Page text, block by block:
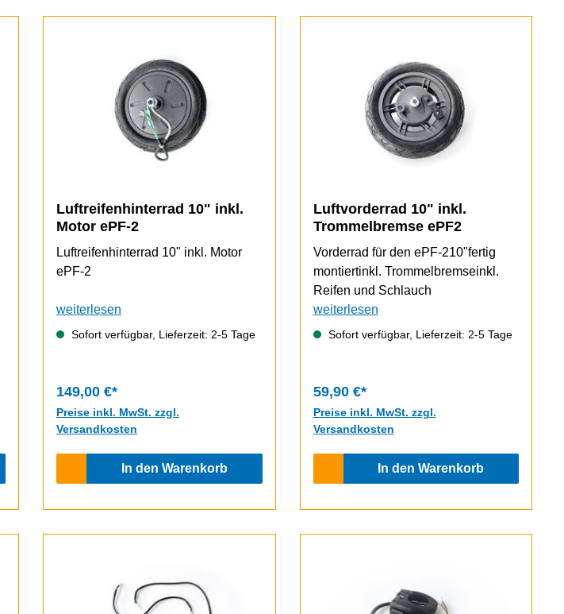
Luftreifenhinterrad 10" inkl.
Motor ePF-2
Luftreifenhinterrad 10" inkl. Motor
ePF-2
weiterlesen
Sofort verfügbar, Lieferzeit: 2-5 Tage
149,00 €*
Preise inkl. MwSt. zzgl.
Versandkosten
In den Warenkorb
Luftvorderrad 10" inkl.
Trommelbremse ePF2
Vorderrad für den ePF-210"fertig
montiertinkl. Trommelbremseinkl.
Reifen und Schlauch
weiterlesen
Sofort verfügbar, Lieferzeit: 2-5 Tage
59,90 €*
Preise inkl. MwSt. zzgl.
Versandkosten
In den Warenkorb